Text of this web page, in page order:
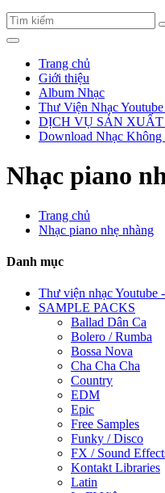
Trang chủ
Giới thiệu
Album Nhạc
Thư Viện Nhạc
DỊCH VỤ SẢN
Download Nhạc Không
Nhạc piano
Trang chủ
Nhạc piano nhẹ nhàng
Danh mục
Thư viện nhạc Youtube
SAMPLE PACKS
Ballad Dân Ca
Bolero / Rumba
Bossa Nova
Cha Cha Cha
Country
EDM
Epic
Free Samples
Funky / Disco
FX / Sound
Kontakt Libraries
Latin